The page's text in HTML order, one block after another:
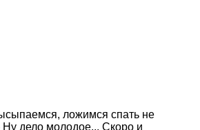
ложимся спать не
дело молодое... Скоро и